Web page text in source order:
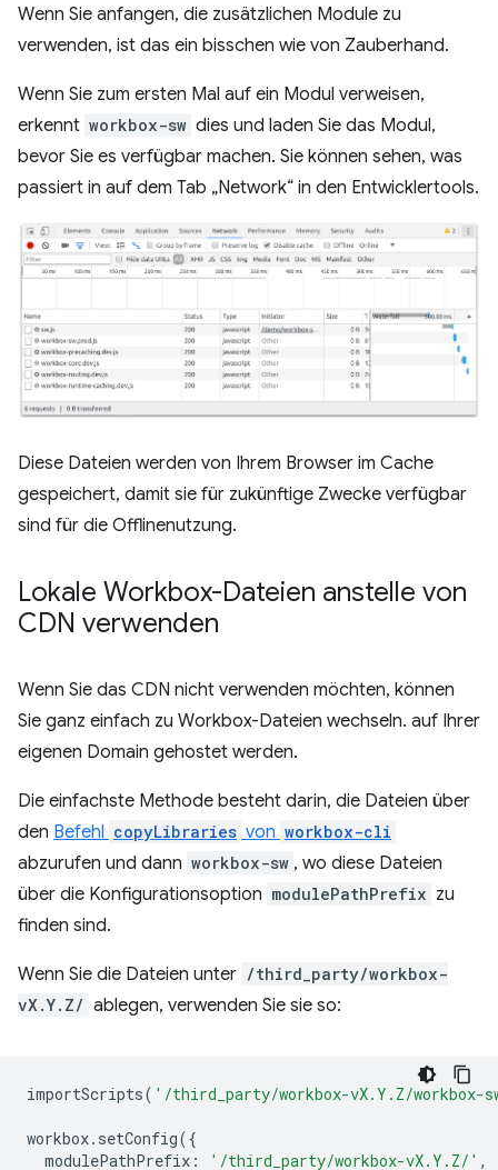
Wenn Sie anfangen, die zusätzlichen Module zu
verwenden, ist das ein bisschen wie von Zauberhand.
Wenn Sie zum ersten Mal auf ein Modul verweisen,
erkennt workbox-sw dies und laden Sie das Modul,
bevor Sie es verfügbar machen. Sie können sehen, was
passiert in auf dem Tab „Network“ in den Entwicklertools.
Diese Dateien werden von Ihrem Browser im Cache
gespeichert, damit sie für zukünftige Zwecke verfügbar
sind für die Offlinenutzung.
Lokale Workbox-Dateien anstelle von
CDN verwenden
Wenn Sie das CDN nicht verwenden möchten, können
Sie ganz einfach zu Workbox-Dateien wechseln. auf Ihrer
eigenen Domain gehostet werden.
Die einfachste Methode besteht darin, die Dateien über
den Befehl copyLibraries von workbox-cli
abzurufen und dann workbox-sw , wo diese Dateien
über die Konfigurationsoption modulePathPrefix zu
finden sind.
Wenn Sie die Dateien unter /third_party/workbox-
vX.Y.Z/ ablegen, verwenden Sie sie so:
importScripts( '/third_party/workbox-vX.Y.Z/workbox-
workbox. setConfig({
modulePathPrefix : '/third_party/workbox-vX.Y.Z/' ,